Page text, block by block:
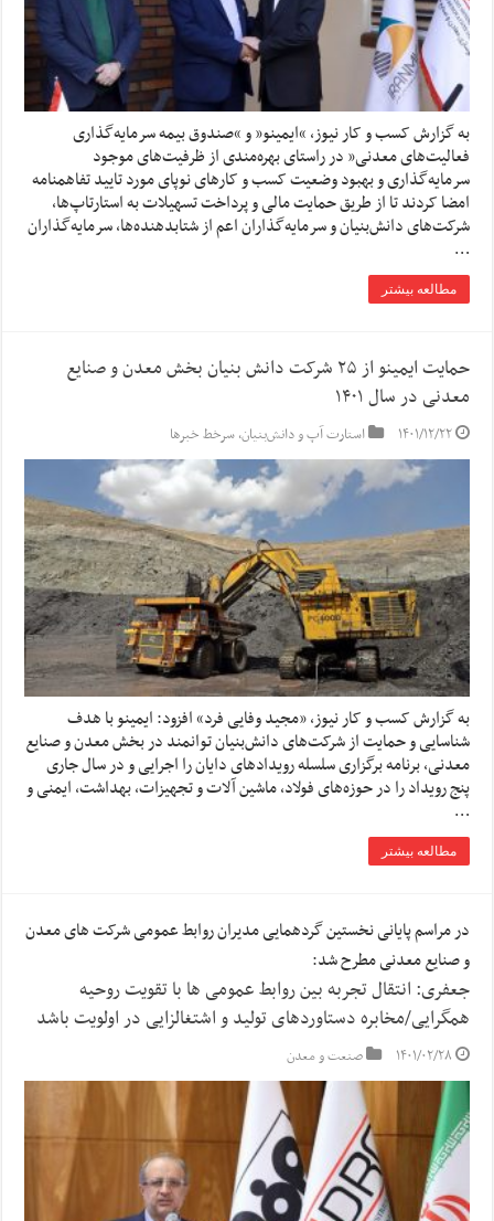
به گزارش کسب و کار نیوز، “ایمینو” و “صندوق بیمه سرمایه‌گذاری‌
فعالیت‌های معدنی” در راستای بهره‌مندی از ظرفیت‌های موجود
سرمایه‌گذاری و بهبود وضعیت کسب و کارهای نوپای مورد تایید تفاهمنامه
امضا کردند تا از طریق حمایت مالی و پرداخت تسهیلات به استارتاپ‌ها،
شرکت‌های دانش‌بنیان و سرمایه‌گذاران اعم از شتابدهنده‌ها، سرمایه‌گذاران
…
مطالعه بیشتر
حمایت ایمینو از ۲۵ شرکت دانش بنیان بخش معدن و صنایع
معدنی در سال ۱۴۰۱
۱۴۰۱/۱۲/۲۲ استارت آپ‌ و دانش‌بنیان‌,سرخط خبرها
به گزارش کسب و کار نیوز، «مجید وفایی فرد» افزود: ایمینو با هدف
شناسایی و حمایت از شرکت‌های دانش‌بنیان توانمند در بخش معدن و صنایع
معدنی، برنامه برگزاری سلسله رویدادهای دایان را اجرایی و در سال جاری
پنج رویداد را در حوزه‌های فولاد، ماشین آلات و تجهیزات، بهداشت، ایمنی و
…
مطالعه بیشتر
در مراسم پایانی نخستین گردهمایی مدیران روابط عمومی شرکت های معدن
و صنایع معدنی مطرح شد:
جعفری: انتقال تجربه بین روابط عمومی ها با تقویت روحیه
همگرایی/مخابره دستاوردهای تولید و اشتغالزایی در اولویت باشد
۱۴۰۱/۰۲/۲۸ صنعت و معدن